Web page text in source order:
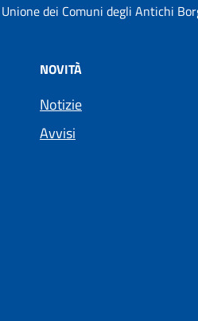
Unione dei Comuni degli Antichi
NOVITÀ
Notizie
Avvisi